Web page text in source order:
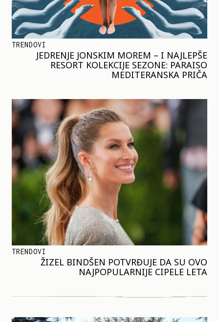
TRENDOVI
JEDRENJE JONSKIM MOREM – I NAJLEPŠE
RESORT KOLEKCIJE SEZONE: PARAISO
MEDITERANSKA PRIČA
TRENDOVI
ŽIZEL BINDŠEN POTVRĐUJE DA SU OVO
NAJPOPULARNIJE CIPELE LETA